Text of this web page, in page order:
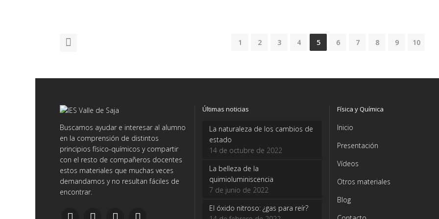
1 2 3 4 5 6 7 8 9 10
Buscamos ayudar e interesar al alumno
en la comprensión de distintos
principios físico-químicos y compartir
con el resto de compañeros docentes
estos materiales que muchas veces
demandamos y no resultan fáciles de
encontrar.
Últimas noticias
La naturaleza de los cambios de
estado
14 de octubre de 2022
La belleza de la
quimioluminiscencia
7 de junio de 2022
El óxido nitroso: ¿gas para reír?
Física y Química
Inicio
Presentación
Vídeos
Otros materiales
Blog